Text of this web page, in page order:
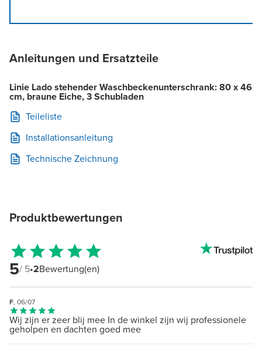
Anleitungen und Ersatzteile
Linie Lado stehender Waschbeckenunterschrank: 80 x 46
cm, braune Eiche, 3 Schubladen
Teileliste
Installationsanleitung
Technische Zeichnung
Produktbewertungen
5/ 5•2Bewertung(en)
F, 06/07
Wij zijn er zeer blij mee In de winkel zijn wij professionele
geholpen en dachten goed mee